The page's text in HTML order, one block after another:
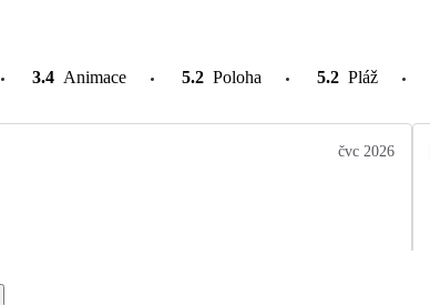
3.4 Animace 5.2 Poloha 5.2 Pláž
čvc 2026